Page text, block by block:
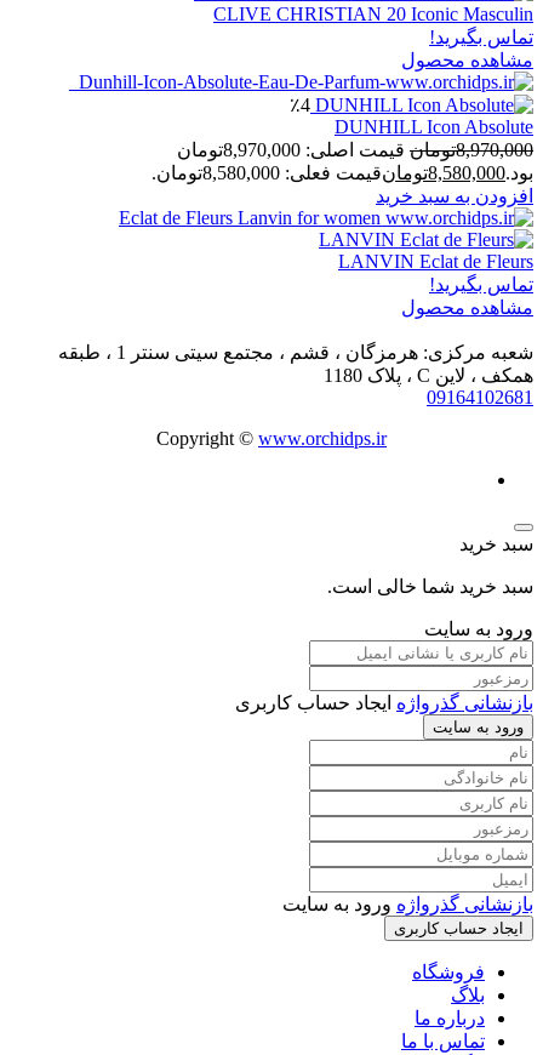
CLIVE CHRISTIAN 20 Iconic Masculin
تماس بگیرید!
مشاهده محصول
٪4
DUNHILL Icon Absolute
8,970,000تومان
قیمت اصلی: 8,970,000تومان
بود.8,580,000تومانقیمت فعلی: 8,580,000تومان.
افزودن به سبد خرید
LANVIN Eclat de Fleurs
تماس بگیرید!
مشاهده محصول
شعبه مرکزی: هرمزگان ، قشم ، مجتمع سیتی سنتر 1 ، طبقه
همکف ، لاین C ، پلاک 1180
09164102681
Copyright © www.orchidps.ir
سبد خرید
سبد خرید شما خالی است.
ورود به سایت
بازنشانی گذرواژه ایجاد حساب کاربری
ورود به سایت
بازنشانی گذرواژه ورود به سایت
ایجاد حساب کاربری
فروشگاه
بلاگ
درباره ما
تماس با ما